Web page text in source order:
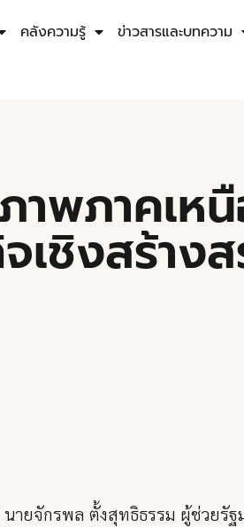
คลังความรู้ ข่าวสารและบทความ
พภาคเห
ชิงสร้าง
ายจักรพล ตั้งสุทธิธรรม ผู้ช่วยรั